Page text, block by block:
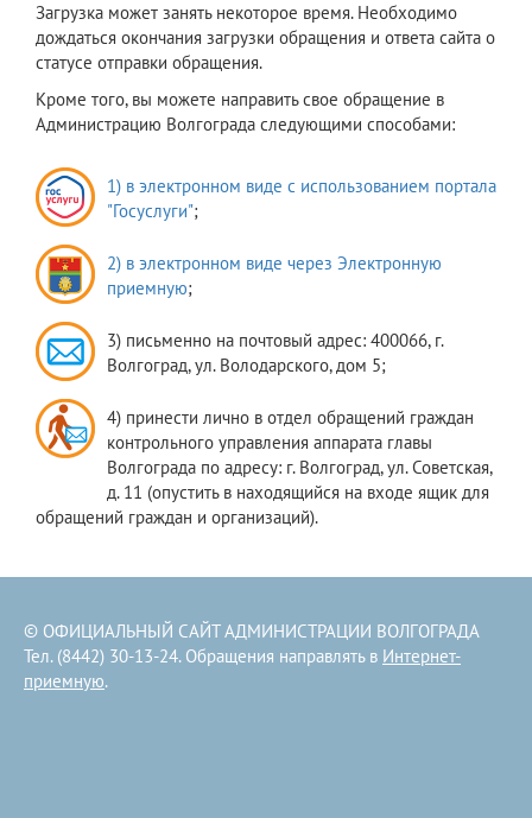
Загрузка может занять некоторое время. Необходимо
дождаться окончания загрузки обращения и ответа сайта о
статусе отправки обращения.
Кроме того, вы можете направить свое обращение в
Администрацию Волгограда следующими способами:
1) в электронном виде с использованием портала
"Госуслуги";
2) в электронном виде через Электронную
приемную;
3) письменно на почтовый адрес: 400066, г.
Волгоград, ул. Володарского, дом 5;
4) принести лично в отдел обращений граждан
контрольного управления аппарата главы
Волгограда по адресу: г. Волгоград, ул. Советская,
д. 11 (опустить в находящийся на входе ящик для
обращений граждан и организаций).
© ОФИЦИАЛЬНЫЙ САЙТ АДМИНИСТРАЦИИ ВОЛГОГРАДА
Тел. (8442) 30-13-24. Обращения направлять в Интернет-
приемную.